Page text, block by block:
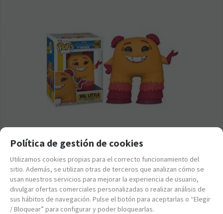
FK57382
FUNKO POP! MONSTRUOS A LA OBRA - VAL
14,95
Política de gestión de cookies
Utilizamos cookies propias para el correcto funcionamiento del
sitio. Además, se utilizan otras de terceros que analizan cómo se
usan nuestros servicios para mejorar la experiencia de usuario,
divulgar ofertas comerciales personalizadas o realizar análisis de
sus hábitos de navegación. Pulse el botón para aceptarlas o “Elegir
/ Bloquear” para configurar y poder bloquearlas.